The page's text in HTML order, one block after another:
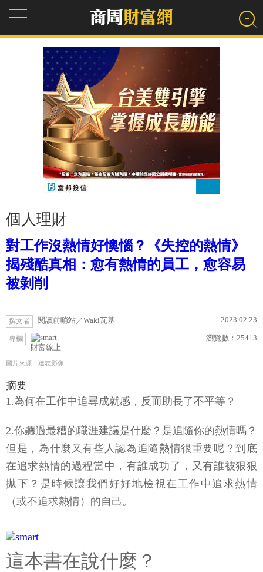
個人理財
對工作沒熱情好懊惱？《失控的熱情》
揭殘酷真相：愈有熱情的員工，愈容易
被剝削
撰文者 閱讀前哨站／Waki瓦基 2023.02.23
專欄
財富線上
瀏覽數： 25413
圖片來源：達志影像
摘要
1.為何在工作中追尋成就感，反而助長了不平等？
2.你聽過最糟的職涯建議是什麼？是追隨你的熱情嗎？
但是，為什麼又有些人認為追隨熱情很重要呢？到底
在追求熱情的過程當中，有誰成功了，又有誰被狠狠
拋下？是時候讓我們好好地檢視在工作中追求熱情
（或不追求熱情）的自己。
這本書在說什麼？